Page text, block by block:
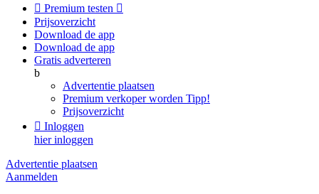
 Premium testen 
Prijsoverzicht
Download de app
Download de app
Gratis adverteren
b
Advertentie plaatsen
Premium verkoper worden Tipp!
Prijsoverzicht
 Inloggen
hier inloggen
Advertentie plaatsen
Aanmelden